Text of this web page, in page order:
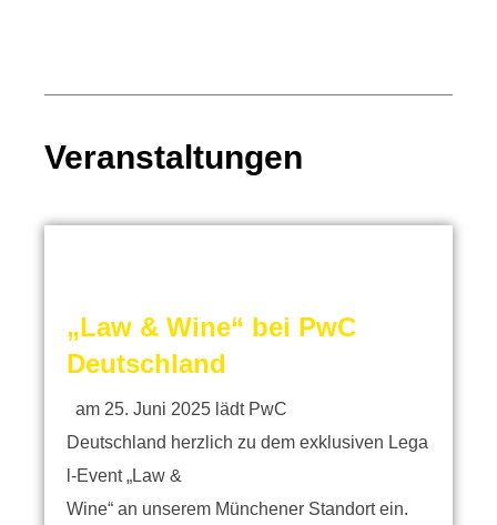
Veranstaltungen
„Law & Wine“ bei PwC
Deutschland
am 25. Juni 2025 lädt PwC
Deutschland herzlich zu dem exklusiven Lega
l-Event „Law &
Wine“ an unserem Münchener Standort ein.